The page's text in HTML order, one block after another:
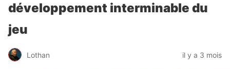
développement interminable du
jeu
Lothan il y a 3 mois